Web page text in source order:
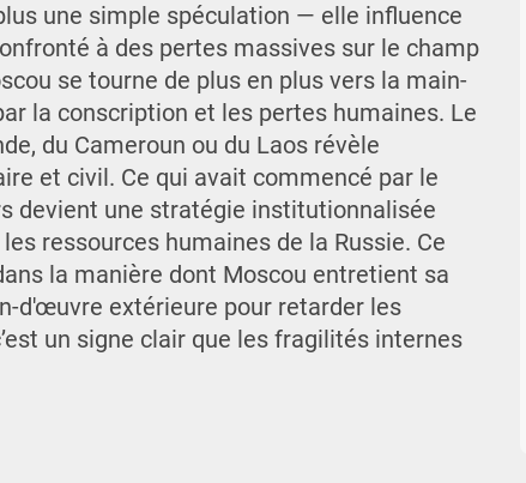
une simple spéculation — elle influence
à des pertes massives sur le champ
se tourne de plus en plus vers la main-
la conscription et les pertes humaines. Le
du Cameroun ou du Laos révèle
et civil. Ce qui avait commencé par le
devient une stratégie institutionnalisée
ressources humaines de la Russie. Ce
la manière dont Moscou entretient sa
d'œuvre extérieure pour retarder les
un signe clair que les fragilités internes